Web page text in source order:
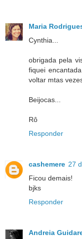
Maria
Cynthia...
obrigada pela
fiquei
voltar mtas
Beijocas...
Rô
Responder
cashemere 27
Ficou demais!
bjks
Responder
Andreia